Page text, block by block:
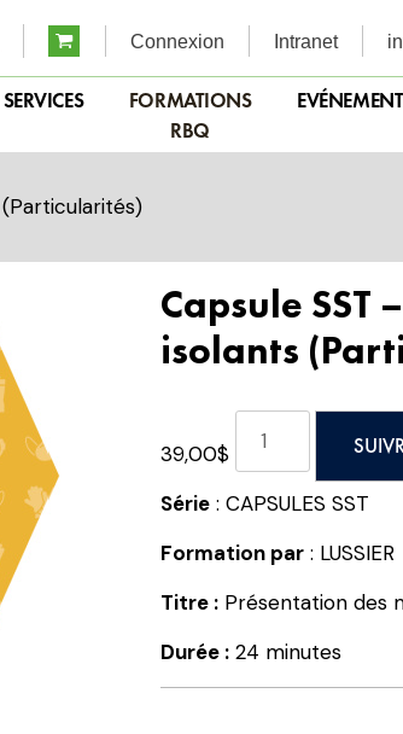
Connexion Intranet
SERVICES
FORMATIONS
RBQ
Capsule
isolants
39,00$
SST
-
des
isolants
(Particularités)
Série : CAPSULES SST
Formation par : LUSSIER
Titre : Présentation des
Durée : 24 minutes